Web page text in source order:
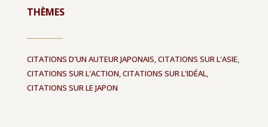
THÈMES
CITATIONS D'UN AUTEUR JAPONAIS,CITATIONS SUR L'ASIE,
CITATIONS SUR L'ACTION,CITATIONS SUR L'IDÉAL,
CITATIONS SUR LE JAPON